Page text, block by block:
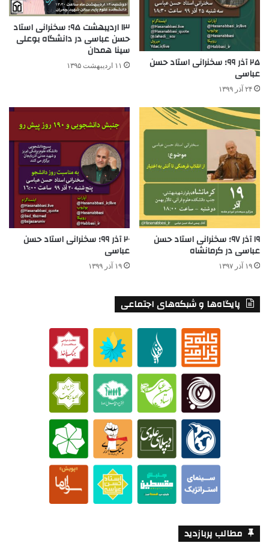
۲۵ آذر ۹۹؛ سخنرانی استاد حسن
عباسی
۲۴ آذر ۱۳۹۹
۱۳ اردیبهشت ۹۵؛ سخنرانی استاد
حسن عباسی در دانشگاه بوعلی
سینا همدان
۱۱ اردیبهشت ۱۳۹۵
۱۹ آذر ۹۷؛ سخنرانی استاد حسن
عباسی در کرمانشاه
۱۹ آذر ۱۳۹۷
۲۰ آذر ۹۹؛ سخنرانی استاد حسن
عباسی
۱۹ آذر ۱۳۹۹
پایگاه‌ها و شبکه‌های اجتماعی
مطالب پربازدید